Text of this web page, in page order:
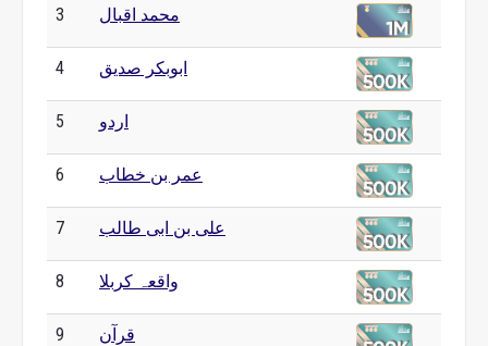
3 محمد اقبال
4 ابوبکر صدیق
5 اردو
6 عمر بن خطاب
7 علی بن ابی طالب
8 واقعہ کربلا
9 قرآن